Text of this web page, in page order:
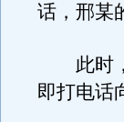
话，邢某
此时，
即打电话